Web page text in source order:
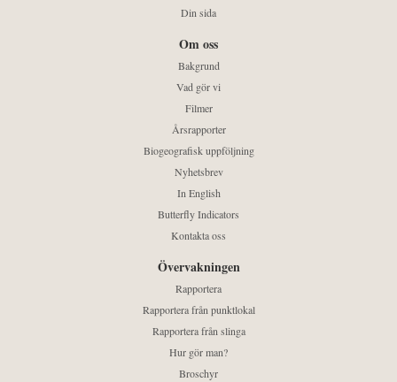
Din sida
Om oss
Bakgrund
Vad gör vi
Filmer
Årsrapporter
Biogeografisk uppföljning
Nyhetsbrev
In English
Butterfly Indicators
Kontakta oss
Övervakningen
Rapportera
Rapportera från punktlokal
Rapportera från slinga
Hur gör man?
Broschyr